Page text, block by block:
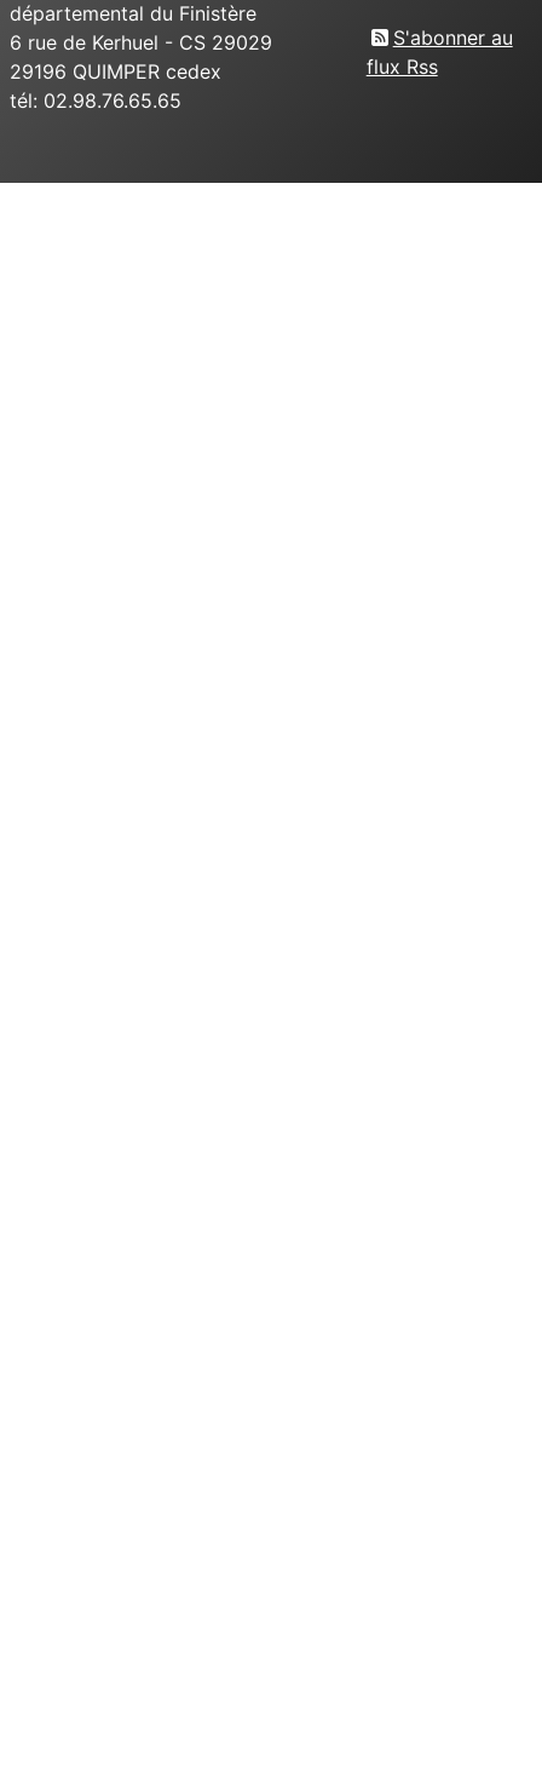
départemental du Finistère
6 rue de Kerhuel - CS 29029
29196 QUIMPER cedex
tél: 02.98.76.65.65
S'abonner au
flux Rss